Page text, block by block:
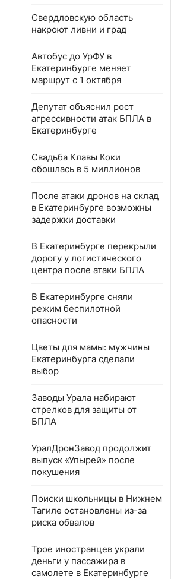
Свердловскую область
накроют ливни и град
Автобус до УрФУ в
Екатеринбурге меняет
маршрут с 1 октября
Депутат объяснил рост
агрессивности атак БПЛА в
Екатеринбурге
Свадьба Клавы Коки
обошлась в 5 миллионов
После атаки дронов на склад
в Екатеринбурге возможны
задержки доставки
В Екатеринбурге перекрыли
дорогу у логистического
центра после атаки БПЛА
В Екатеринбурге сняли
режим беспилотной
опасности
Цветы для мамы: мужчины
Екатеринбурга сделали
выбор
Заводы Урала набирают
стрелков для защиты от
БПЛА
УралДронЗавод продолжит
выпуск «Упырей» после
покушения
Поиски школьницы в Нижнем
Тагиле остановлены из-за
риска обвалов
Трое иностранцев украли
деньги у пассажира в
самолете в Екатеринбурге